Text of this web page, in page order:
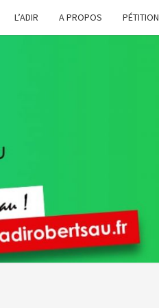
L’ADIR A PROPOS PÉTITION